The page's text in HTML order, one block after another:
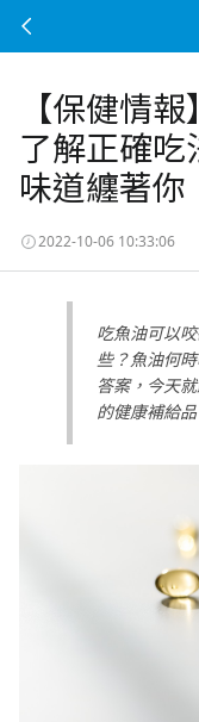
【保健情
了解正確
味道纏著你
2022-10-06 10:33:06
吃魚油可以
些？魚油何
答案，今天
的健康補給